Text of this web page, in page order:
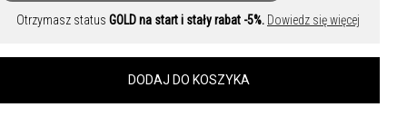
Otrzymasz status GOLD na start i stały rabat -5%. Dowiedz się więcej
DODAJ DO KOSZYKA